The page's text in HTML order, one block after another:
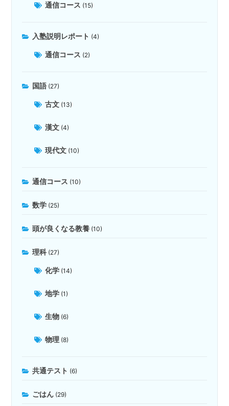
通信コース (15)
入塾説明レポート (4)
通信コース (2)
国語 (27)
古文 (13)
漢文 (4)
現代文 (10)
通信コース (10)
数学 (25)
頭が良くなる教養 (10)
理科 (27)
化学 (14)
地学 (1)
生物 (6)
物理 (8)
共通テスト (6)
ごはん (29)